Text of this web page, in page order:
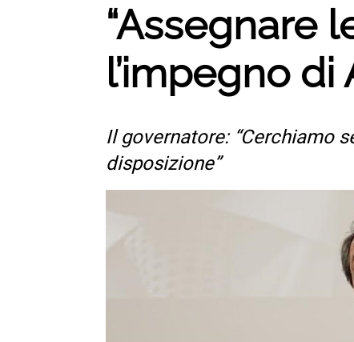
“Assegnare
l’impegno
Il governatore: “Cerchiamo
disposizione”